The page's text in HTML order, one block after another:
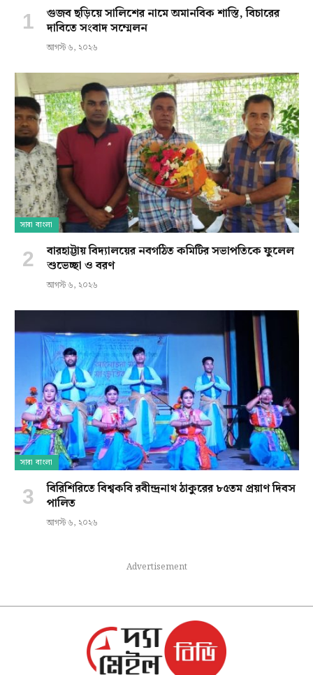
গুজব ছড়িয়ে সালিশের নামে অমানবিক শাস্তি, বিচারের
দাবিতে সংবাদ সম্মেলন
আগস্ট ৬, ২০২৬
সারা বাংলা
বারহাট্টায় বিদ্যালয়ের নবগঠিত কমিটির সভাপতিকে ফুলেল
শুভেচ্ছা ও বরণ
আগস্ট ৬, ২০২৬
সারা বাংলা
বিরিশিরিতে বিশ্বকবি রবীন্দ্রনাথ ঠাকুরের ৮৫তম প্রয়াণ দিবস
পালিত
আগস্ট ৬, ২০২৬
Advertisement